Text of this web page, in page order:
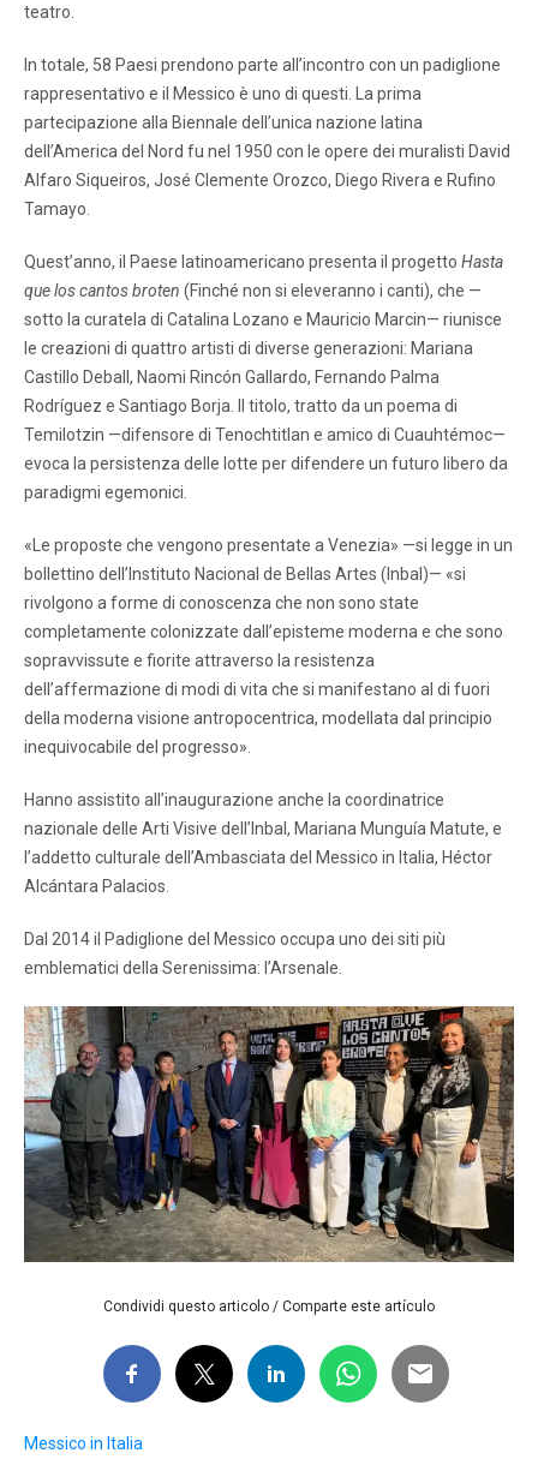
teatro.
In totale, 58 Paesi prendono parte all’incontro con un padiglione
rappresentativo e il Messico è uno di questi. La prima
partecipazione alla Biennale dell’unica nazione latina
dell’America del Nord fu nel 1950 con le opere dei muralisti David
Alfaro Siqueiros, José Clemente Orozco, Diego Rivera e Rufino
Tamayo.
Quest’anno, il Paese latinoamericano presenta il progetto Hasta
que los cantos broten (Finché non si eleveranno i canti), che —
sotto la curatela di Catalina Lozano e Mauricio Marcin— riunisce
le creazioni di quattro artisti di diverse generazioni: Mariana
Castillo Deball, Naomi Rincón Gallardo, Fernando Palma
Rodríguez e Santiago Borja. Il titolo, tratto da un poema di
Temilotzin —difensore di Tenochtitlan e amico di Cuauhtémoc—
evoca la persistenza delle lotte per difendere un futuro libero da
paradigmi egemonici.
«Le proposte che vengono presentate a Venezia» —si legge in un
bollettino dell’Instituto Nacional de Bellas Artes (Inbal)— «si
rivolgono a forme di conoscenza che non sono state
completamente colonizzate dall’episteme moderna e che sono
sopravvissute e fiorite attraverso la resistenza
dell’affermazione di modi di vita che si manifestano al di fuori
della moderna visione antropocentrica, modellata dal principio
inequivocabile del progresso».
Hanno assistito all’inaugurazione anche la coordinatrice
nazionale delle Arti Visive dell’Inbal, Mariana Munguía Matute, e
l’addetto culturale dell’Ambasciata del Messico in Italia, Héctor
Alcántara Palacios.
Dal 2014 il Padiglione del Messico occupa uno dei siti più
emblematici della Serenissima: l’Arsenale.
Condividi questo articolo / Comparte este artículo
Messico in Italia